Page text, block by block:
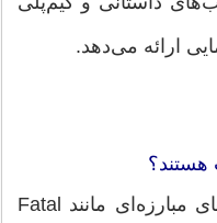
ارائه می‌دهد.
• تنوع بی‌نظیر ژانرها: از بازی‌های مبارزه‌ای مانند Fatal